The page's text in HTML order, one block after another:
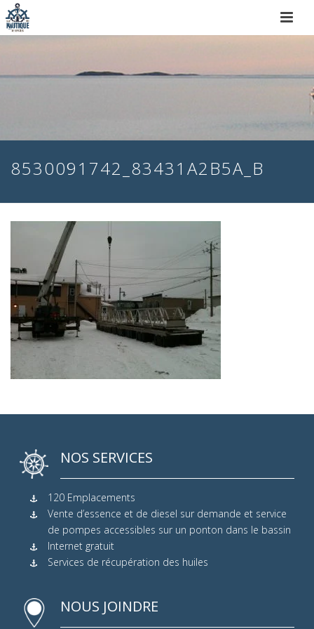
8530091742_83431A2B5A_B
NOS SERVICES
120 Emplacements
Vente d’essence et de diesel sur demande et service
de pompes accessibles sur un ponton dans le bassin
Internet gratuit
Services de récupération des huiles
NOUS JOINDRE